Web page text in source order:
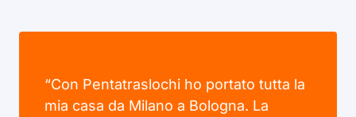
“Con Pentatraslochi ho portato tutta la
mia casa da Milano a Bologna. La